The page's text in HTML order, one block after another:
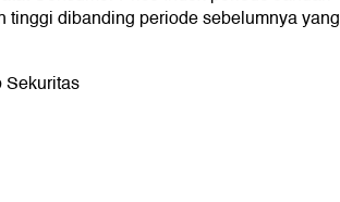
tinggi dibanding periode sebelumnya yang
Sekuritas